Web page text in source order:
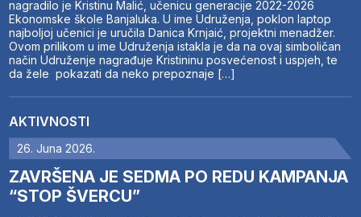
nagradilo je Kristinu Malić, učenicu generacije 2022-2026
Ekonomske škole Banjaluka. U ime Udruženja, poklon laptop
najboljoj učenici je uručila Danica Krnjaić, projektni menadžer.
Ovom prilikom u ime Udruženja istakla je da na ovaj simboličan
način Udruženje nagrađuje Kristininu posvećenost i uspjeh, te
da žele pokazati da neko prepoznaje […]
AKTIVNOSTI
26. Juna 2026.
ZAVRŠENA JE SEDMA PO REDU KAMPANJA
“STOP ŠVERCU”